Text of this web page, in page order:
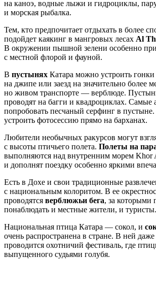
на каноэ, водные лыжи и гидроциклы,
и морская рыбалка.
Тем, кто предпочитает отдыхать в более
подойдет каякинг в мангровых лесах Al
В окружении пышной зелени особенно
с местной флорой и фауной.
В пустынях Катара можно устроить
на джипе или заезд на значительно более
но живом транспорте — верблюде.
проводят на багги и квадроциклах. Самые
попробовать песчаный серфинг в
устроить фотосессию прямо на барханах.
Любители необычных ракурсов могут
с высоты птичьего полета. Полеты на
выполняются над внутренним морем Khor
и дополнят поездку особенно яркими
Есть в Дохе и свои традиционные
с национальным колоритом. В ее
проводятся верблюжьи бега, за которыми
понаблюдать и местные жители, и туристы.
Национальная птица Катара — сокол, и
очень распространена в стране. В ней
проводится охотничий фестиваль, где
выпущенного судьями голубя.